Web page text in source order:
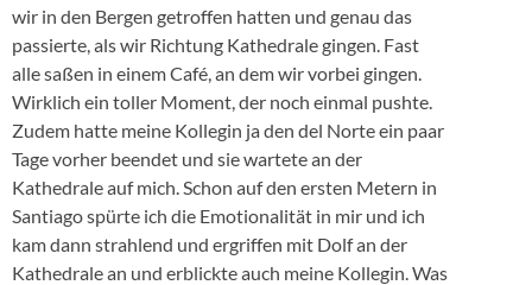
wir in den Bergen getroffen hatten und genau das
passierte, als wir Richtung Kathedrale gingen. Fast
alle saßen in einem Café, an dem wir vorbei gingen.
Wirklich ein toller Moment, der noch einmal pushte.
Zudem hatte meine Kollegin ja den del Norte ein paar
Tage vorher beendet und sie wartete an der
Kathedrale auf mich. Schon auf den ersten Metern in
Santiago spürte ich die Emotionalität in mir und ich
kam dann strahlend und ergriffen mit Dolf an der
Kathedrale an und erblickte auch meine Kollegin. Was